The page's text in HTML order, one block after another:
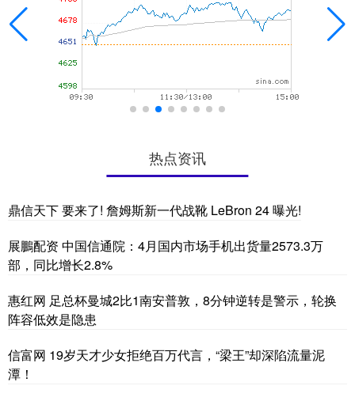
热点资讯
鼎信天下 要来了! 詹姆斯新一代战靴 LeBron 24 曝光!
展鵬配资 中国信通院：4月国内市场手机出货量2573.3万
部，同比增长2.8%
惠红网 足总杯曼城2比1南安普敦，8分钟逆转是警示，轮换
阵容低效是隐患
信富网 19岁天才少女拒绝百万代言，“梁王”却深陷流量泥
潭！